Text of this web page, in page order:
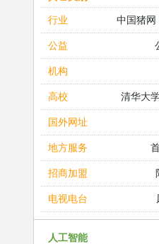
行业
中国猪网
公益
机构
高校 清华大
国外网址
地方服务
招商加盟
电视电台
人工智能